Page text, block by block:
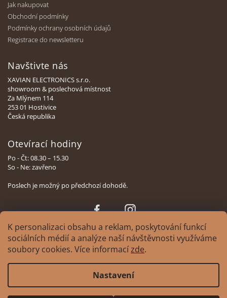
K personalizaci obsahu a reklam, poskytování funkcí
sociálních médií a analýze naší návštěvnosti využíváme
soubory cookies. Více informacízde.
Nastavení
Jak nakupovat
Obchodní podmínky
Podmínky ochrany osobních údajů
Registrace do newsletteru
Navštivte nás
XAVIAN ELECTRONICS s.r.o.
showroom & poslechová místnost
Za Mlýnem 114
253 01 Hostivice
Česká republika
Otevírací hodiny
Po - Čt: 08.30 – 15.30
So - Ne: zavřeno
Poslech je možný po předchozí dohodě.
Face
Insta
vyhrazena.
Upravit nastavení cookies